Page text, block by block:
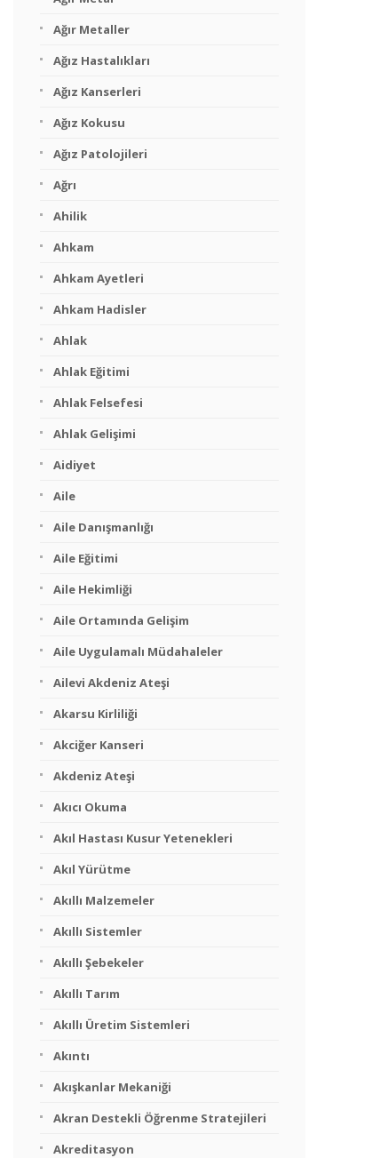
Ağır Metaller
Ağız Hastalıkları
Ağız Kanserleri
Ağız Kokusu
Ağız Patolojileri
Ağrı
Ahilik
Ahkam
Ahkam Ayetleri
Ahkam Hadisler
Ahlak
Ahlak Eğitimi
Ahlak Felsefesi
Ahlak Gelişimi
Aidiyet
Aile
Aile Danışmanlığı
Aile Eğitimi
Aile Hekimliği
Aile Ortamında Gelişim
Aile Uygulamalı Müdahaleler
Ailevi Akdeniz Ateşi
Akarsu Kirliliği
Akciğer Kanseri
Akdeniz Ateşi
Akıcı Okuma
Akıl Hastası Kusur Yetenekleri
Akıl Yürütme
Akıllı Malzemeler
Akıllı Sistemler
Akıllı Şebekeler
Akıllı Tarım
Akıllı Üretim Sistemleri
Akıntı
Akışkanlar Mekaniği
Akran Destekli Öğrenme Stratejileri
Akreditasyon